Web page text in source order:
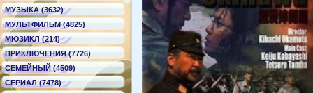
МУЗЫКА (3632)
МУЛЬТФИЛЬМ (4825)
МЮЗИКЛ (214)
ПРИКЛЮЧЕНИЯ (7726)
СЕМЕЙНЫЙ (4509)
СЕРИАЛ (7478)